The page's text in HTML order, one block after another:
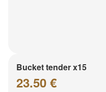
Bucket tender x15
23.50 €